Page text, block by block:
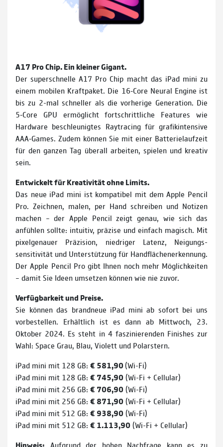
A17 Pro Chip. Ein kleiner Gigant.
Der super­schnelle A17 Pro Chip macht das iPad mini zu
einem mobilen Kraftpaket. Die 16‑Core Neural Engine ist
bis zu 2-mal schneller als die vorherige Gene­ration. Die
5‑Core GPU ermög­licht fort­schritt­liche Features wie
Hard­ware be­schleunigtes Raytracing für grafik­intensive
AAA‑Games. Zudem können Sie mit einer Batterie­laufzeit
für den ganzen Tag überall arbeiten, spielen und kreativ
sein.
Entwickelt für Kreativität ohne Limits.
Das neue iPad mini ist kompatibel mit dem Apple Pencil
Pro. Zeichnen, malen, per Hand schreiben und Notizen
machen – der Apple Pencil zeigt genau, wie sich das
anfühlen sollte: intuitiv, präzise und ein­fach magisch. Mit
pixel­genauer Präzision, niedriger Latenz, Neigungs­
sensitivität und Unter­stützung für Hand­flächen­erkennung.
Der Apple Pencil Pro gibt Ihnen noch mehr Möglich­keiten
– damit Sie Ideen umsetzen können wie nie zuvor.
Verfügbarkeit und Preise.
Sie können das brandneue iPad mini ab sofort bei uns
vorbestellen. Erhältlich ist es dann ab Mittwoch, 23.
Oktober 2024. Es steht in 4 faszinierenden Finishes zur
Wahl: Space Grau, Blau, Violett und Polarstern.
iPad mini mit 128 GB: € 581,90(Wi-Fi)
iPad mini mit 128 GB: € 745,90(Wi-Fi + Cellular)
iPad mini mit 256 GB: € 706,90(Wi-Fi)
iPad mini mit 256 GB: € 871,90(Wi-Fi + Cellular)
iPad mini mit 512 GB: € 938,90(Wi-Fi)
iPad mini mit 512 GB: € 1.113,90(Wi-Fi + Cellular)
Hinweis: Aufgrund der hohen Nachfrage kann es zu